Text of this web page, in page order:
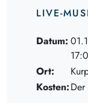
LIVE-
Datum:
Ort:
Kosten: